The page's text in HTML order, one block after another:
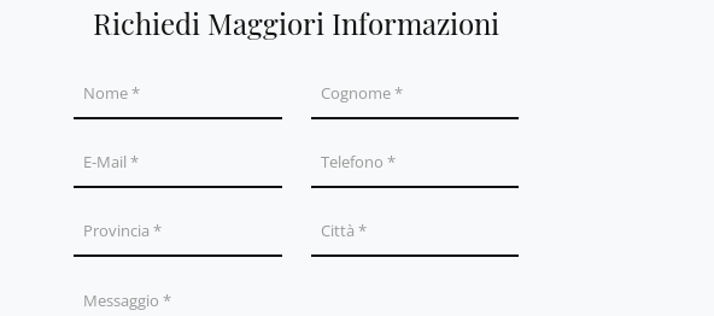
Richiedi Maggiori Informazioni